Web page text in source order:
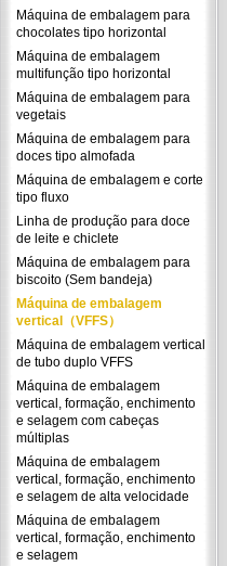
Máquina de embalagem para
chocolates tipo horizontal
Máquina de embalagem
multifunção tipo horizontal
Máquina de embalagem para
vegetais
Máquina de embalagem para
doces tipo almofada
Máquina de embalagem e corte
tipo fluxo
Linha de produção para doce
de leite e chiclete
Máquina de embalagem para
biscoito (Sem bandeja)
Máquina de embalagem
vertical（VFFS）
Máquina de embalagem vertical
de tubo duplo VFFS
Máquina de embalagem
vertical, formação, enchimento
e selagem com cabeças
múltiplas
Máquina de embalagem
vertical, formação, enchimento
e selagem de alta velocidade
Máquina de embalagem
vertical, formação, enchimento
e selagem